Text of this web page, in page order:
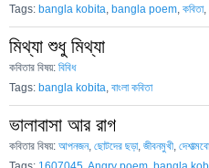
Tags: bangla kobita bangla poem কবিতা,
মিথ্যা শুধু মিথ্যা
কবিতার বিষয়: বিবিধ
Tags: bangla kobita বাংলা কবিতা
ভালাবাসা আর রাগ
কবিতার বিষয়: আপনজন, ছোটদের ছড়া, জীবনমুখী,